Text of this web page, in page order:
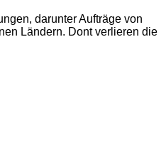
darunter Aufträge von
Ländern. Dont verlieren die